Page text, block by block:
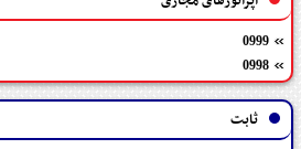
0999
0998
ثابت